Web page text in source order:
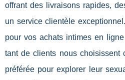
offrant des livraisons rapides,
un service clientèle
pour vos achats intimes en
tant de clients nous choisissent
préférée pour explorer leur